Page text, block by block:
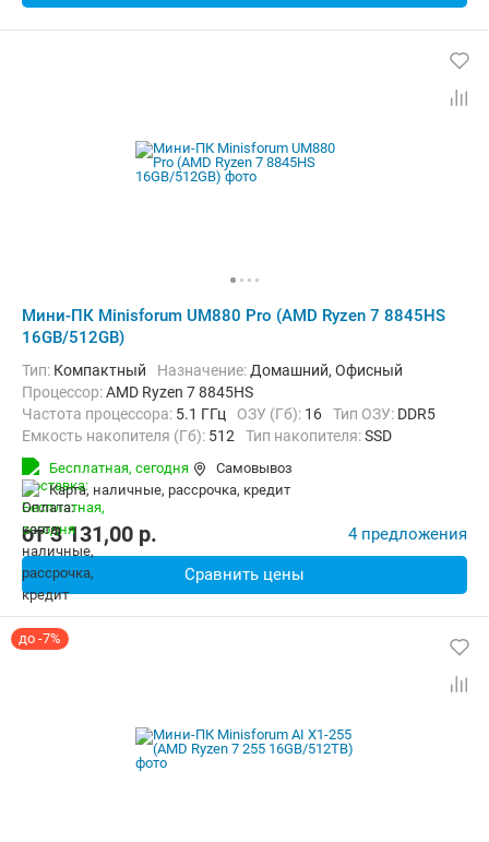
Мини-ПК Minisforum UM880 Pro (AMD Ryzen 7 8845HS
16GB/512GB)
Тип: Компактный Назначение: Домашний, Офисный
Процессор:AMD Ryzen 7 8845HS
Частота процессора: 5.1 ГГц ОЗУ (Гб): 16 Тип ОЗУ: DDR5
Емкость накопителя (Гб): 512 Тип накопителя:SSD
Видеоадаптер:
Операционная система: Windows 11
Бесплатная, сегодня
Самовывоз
карта, наличные, рассрочка, кредит
от3 131,00 p. 4 предложения
Сравнить цены
до -7%